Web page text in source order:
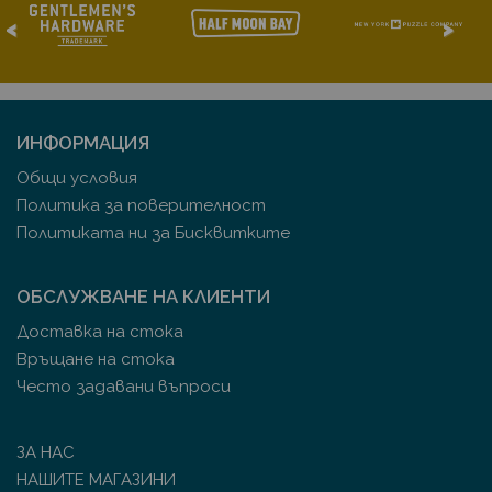
< >
ИНФОРМАЦИЯ
Общи условия
Политика за поверителност
Политиката ни за Бисквитките
ОБСЛУЖВАНЕ НА КЛИЕНТИ
Доставка на стока
Връщане на стока
Често задавани въпроси
ЗА НАС
НАШИТЕ МАГАЗИНИ